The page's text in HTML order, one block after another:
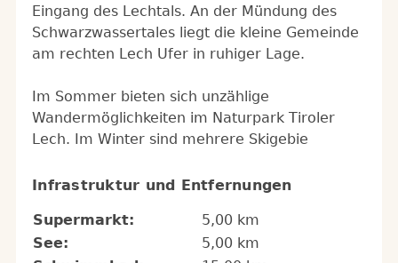
Eingang des Lechtals. An der Mündung des
Schwarzwassertales liegt die kleine Gemeinde
am rechten Lech Ufer in ruhiger Lage.
Im Sommer bieten sich unzählige
Wandermöglichkeiten im Naturpark Tiroler
Lech. Im Winter sind mehrere Skigebie
Infrastruktur und Entfernungen
Supermarkt:
5,00 km
See:
5,00 km